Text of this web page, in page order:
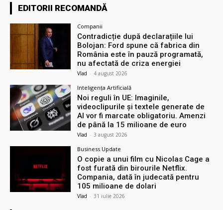
EDITORII RECOMANDĂ
Companii
Contradicție după declarațiile lui
Bolojan: Ford spune că fabrica din
România este în pauză programată,
nu afectată de criza energiei
Vlad - 4 august 2026
Inteligența Artificială
Noi reguli în UE: Imaginile,
videoclipurile și textele generate de
AI vor fi marcate obligatoriu. Amenzi
de până la 15 milioane de euro
Vlad - 3 august 2026
Business Update
O copie a unui film cu Nicolas Cage a
fost furată din birourile Netflix.
Compania, dată în judecată pentru
105 milioane de dolari
Vlad - 31 iulie 2026